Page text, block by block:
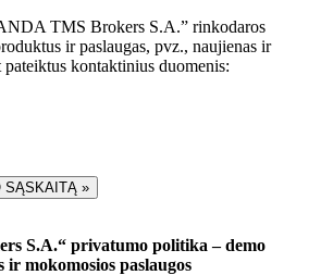
TMS Brokers S.A.” rinkodaros
ir paslaugas, pvz., naujienas ir
kontaktinius duomenis:
SĄSKAITĄ »
S.A.“ privatumo politika – demo
ir mokomosios paslaugos